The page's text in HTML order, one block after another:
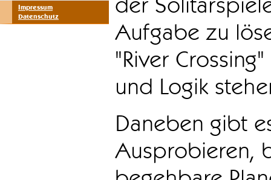
Impressum
Datenschutz
der
Aufgabe zu
"River
und Logik
Daneben gibt
Ausprobieren,